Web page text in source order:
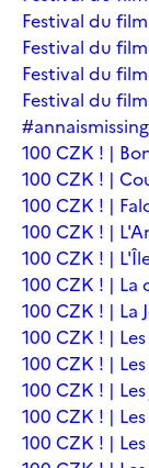
Festival du
Festival du
Festival du
Festival du
#annaismissing
100 CZK ! |
100 CZK ! |
100 CZK ! |
100 CZK ! |
100 CZK ! |
100 CZK ! | La
100 CZK ! | La
100 CZK ! |
100 CZK ! |
100 CZK ! |
100 CZK ! |
100 CZK ! |